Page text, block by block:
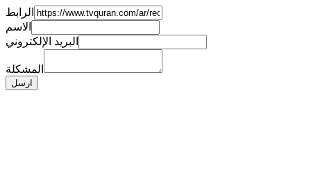
الرابط
الاسم
البريد الإلكتروني
المشكلة
ارسل